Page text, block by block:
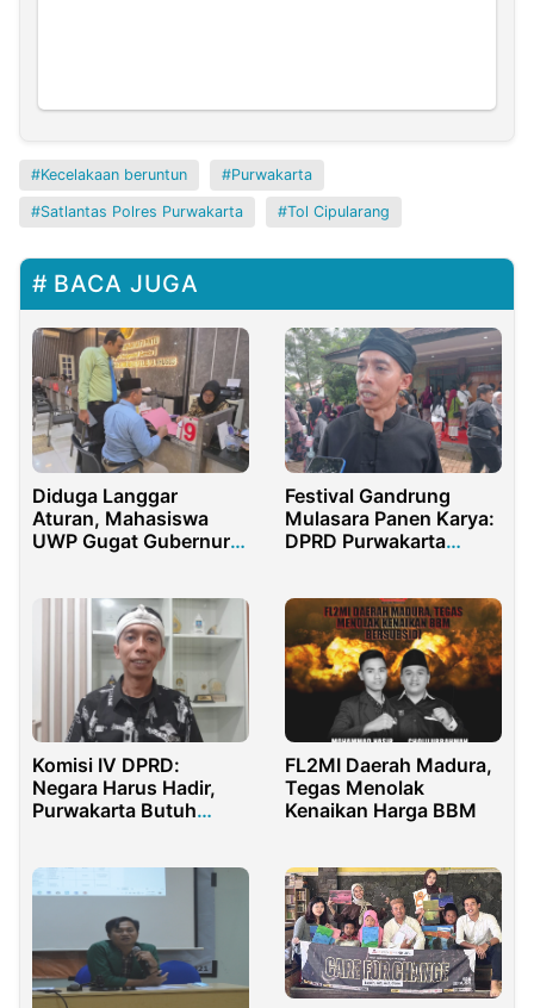
Kecelakaan beruntun Purwakarta
Satlantas Polres Purwakarta Tol Cipularang
BACA JUGA
Diduga Langgar
Aturan, Mahasiswa
UWP Gugat Gubernur
Festival Gandrung
Mulasara Panen Karya:
DPRD Purwakarta
Komisi IV DPRD:
Negara Harus Hadir,
Purwakarta Butuh
FL2MI Daerah Madura,
Tegas Menolak
Kenaikan Harga BBM